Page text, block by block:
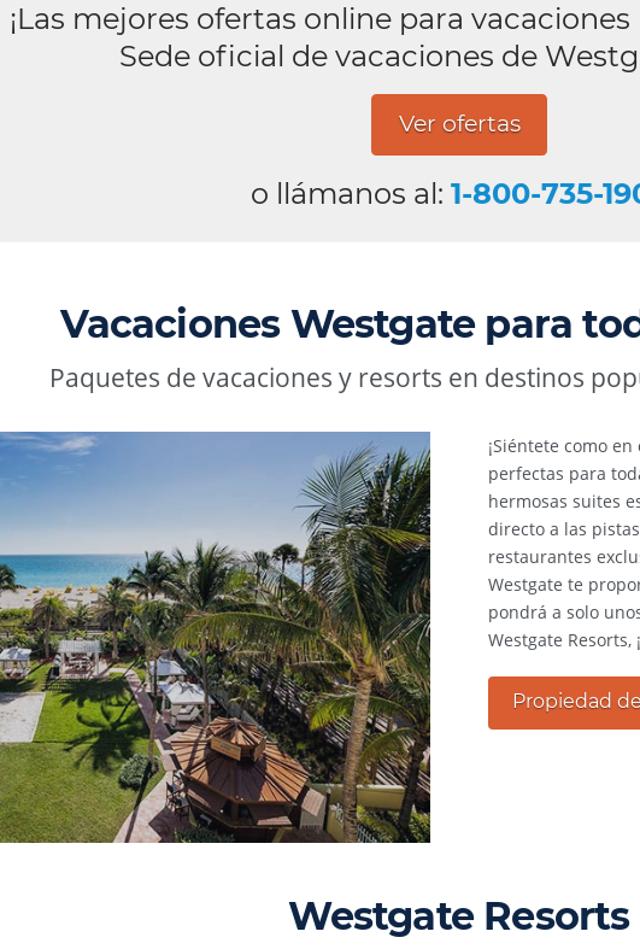
¡Las mejores ofertas online para
Sede oficial de vacaciones de
Ver ofertas
o llámanos al: 1-800-735-
Vacaciones Westgate para
Paquetes de vacaciones y resorts en destinos
¡Siéntete como en
perfectas para
hermosas suites
directo a las
restaurantes
Westgate te
pondrá a solo
Westgate
Propiedad
Westgate Resorts